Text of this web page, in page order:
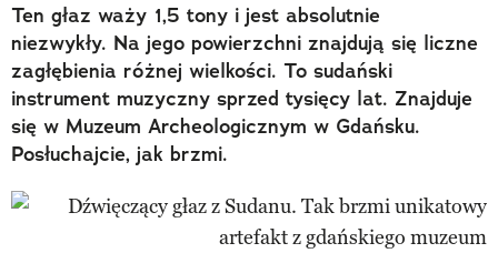
Ten głaz waży 1,5 tony i jest absolutnie
niezwykły. Na jego powierzchni znajdują się liczne
zagłębienia różnej wielkości. To sudański
instrument muzyczny sprzed tysięcy lat. Znajduje
się w Muzeum Archeologicznym w Gdańsku.
Posłuchajcie, jak brzmi.